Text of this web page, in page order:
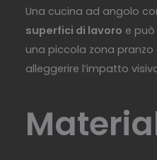
Una cucina ad angolo
superfici di lavoro e
una piccola zona
alleggerire l’impatto